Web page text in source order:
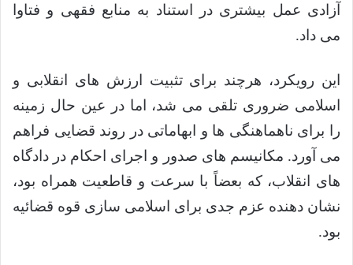
آزادی عمل بیشتری در استناد به منابع فقهی و فتاوا
می داد.
این رویکرد، هرچند برای تثبیت ارزش های انقلابی و
اسلامی ضروری تلقی می شد، اما در عین حال زمینه
را برای ناهماهنگی ها و ابهاماتی در روند قضایی فراهم
می آورد. مکانیسم های صدور و اجرای احکام در دادگاه
های انقلاب، که بعضاً با سرعت و قاطعیت همراه بود،
نشان دهنده عزم جدی برای اسلامی سازی قوه قضائیه
بود.